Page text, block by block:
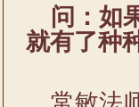
问：如
就有了种